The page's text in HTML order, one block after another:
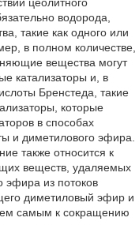
цеолитного
водорода,
такие как одного или
в полном количестве,
вещества могут
катализаторы и, в
Бренстеда, такие
которые
в способах
и диметилового эфира.
также относится к
веществ, удаляемых
эфира из потоков
диметиловый эфир и
самым к сокращению